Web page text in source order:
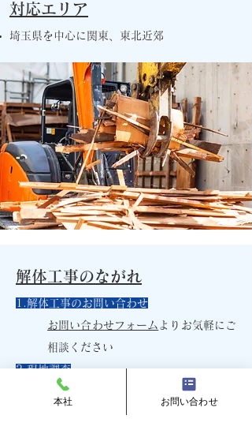
対応エリア
埼玉県を中心に関東、東北近郊
解体工事のながれ
1.解体工事のお問い合わせ
お問い合わせフォーム よりお気軽にご
相談ください
2.現地調査
不用品の引き取りなどお気軽にお申し
本社 お問い合わせ